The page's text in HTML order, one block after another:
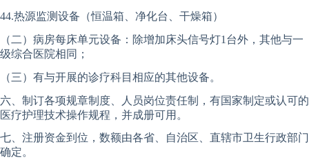
44.热源监测设备（恒温箱、净化台、干燥箱）
（二）病房每床单元设备：除增加床头信号灯1台外，其他与一
级综合医院相同；
（三）有与开展的诊疗科目相应的其他设备。
六、制订各项规章制度、人员岗位责任制，有国家制定或认可的
医疗护理技术操作规程，并成册可用。
七、注册资金到位，数额由各省、自治区、直辖市卫生行政部门
确定。